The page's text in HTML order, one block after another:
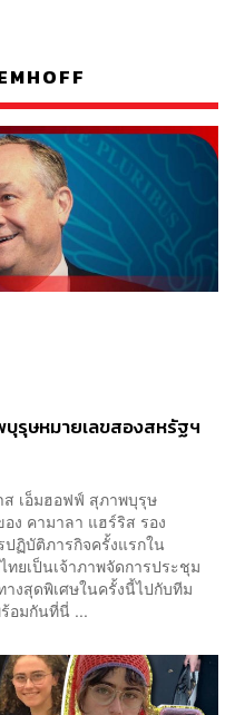
รุษหมายเลขสองสหรัฐฯ
เอ็มฮอฟฟ์ สุภาพบุรุษ
ง คามาลา แฮร์ริส รอง
ฏิบัติภารกิจครั้งแรกใน
ทยเป็นเจ้าภาพจัดการประชุม
งสุดพิเศษในครั้งนี้ไปกับทีม
อมกันที่นี่ ...